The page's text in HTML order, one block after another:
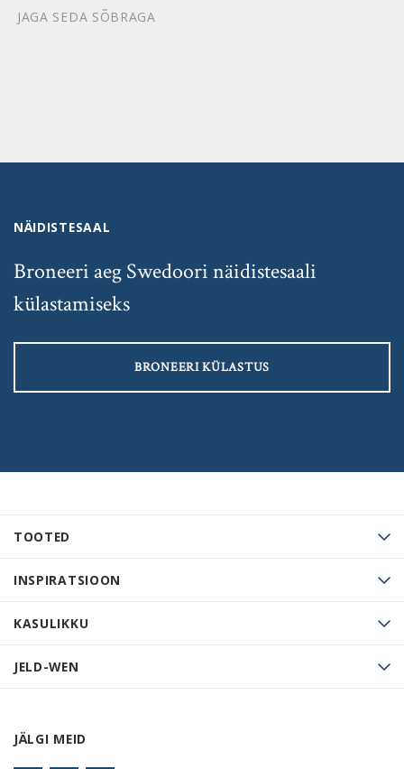
JAGA SEDA SÕBRAGA
TOOTED
INSPIRATSIOON
KASULIKKU
JELD-WEN
JÄLGI MEID
NÄIDISTESAAL
Broneeri aeg Swedoori näidistesaali
külastamiseks
BRONEERI KÜLASTUS